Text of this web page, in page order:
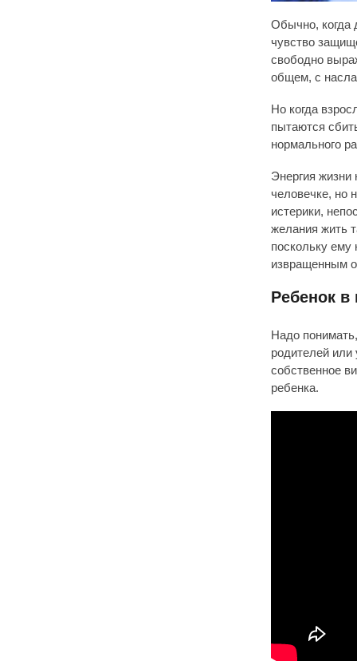
Обычно, когда
чувство
свободно
общем, с
Но когда
пытаются
нормального
Энергия жизни
человечке, но
истерики,
желания жить
поскольку ему
извращенным
Ребенок
Надо
родителей или
собственное
ребенка.